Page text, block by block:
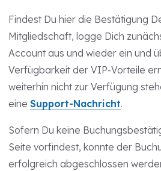
Findest Du hier die Bestätigung
Mitgliedschaft, logge Dich
Account aus und wieder ein und
Verfügbarkeit der VIP-Vorteile
weiterhin nicht zur Verfügung
eine Support-Nachricht.
Sofern Du keine
Seite vorfindest, konnte der
erfolgreich abgeschlossen